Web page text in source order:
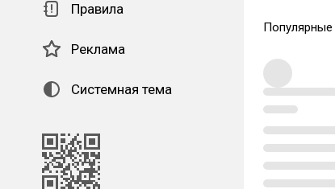
Правила
Реклама
Системная тема
Популярные